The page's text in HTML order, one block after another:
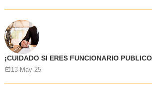
¡CUIDADO SI ERES FUNCIONARIO
13-May-25